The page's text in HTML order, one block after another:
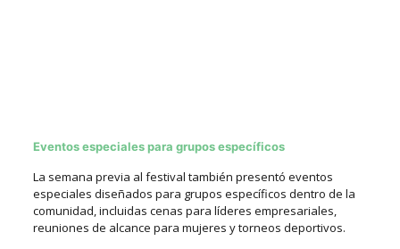
Eventos especiales para grupos específicos
La semana previa al festival también presentó eventos
especiales diseñados para grupos específicos dentro de la
comunidad, incluidas cenas para líderes empresariales,
reuniones de alcance para mujeres y torneos deportivos.